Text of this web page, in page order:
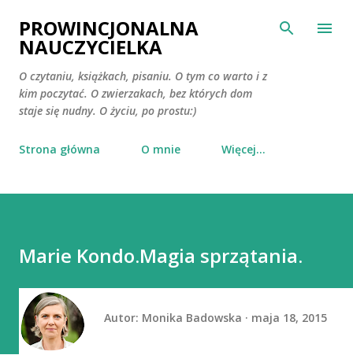
Przejdź do głównej zawartości
PROWINCJONALNA
NAUCZYCIELKA
O czytaniu, książkach, pisaniu. O tym co warto i z
kim poczytać. O zwierzakach, bez których dom
staje się nudny. O życiu, po prostu:)
Strona główna O mnie Więcej…
Marie Kondo.Magia sprzątania.
Autor: Monika Badowska maja 18, 2015